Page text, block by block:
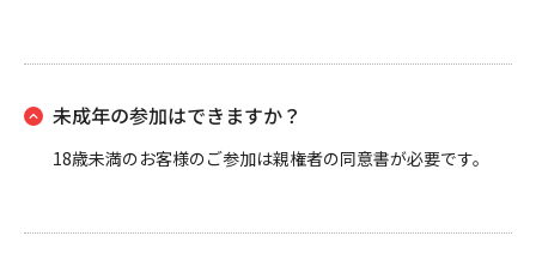
未成年の参加はできますか？
18歳未満のお客様のご参加は親権者の同意書が必要です。